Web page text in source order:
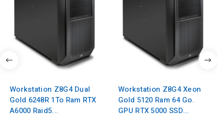
Workstation Z8G4 Dual
Gold 6248R 1To Ram RTX
A6000 Raid5...
Workstation Z8G4 Xeon
Gold 5120 Ram 64 Go.
GPU RTX 5000 SSD...